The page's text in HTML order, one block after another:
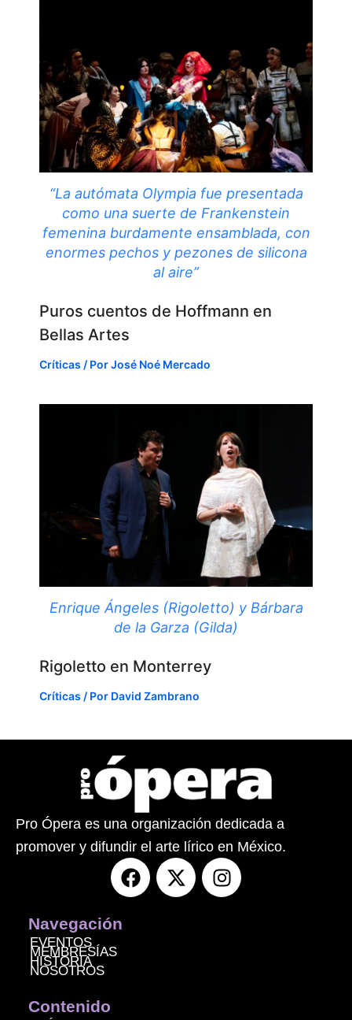
“La autómata Olympia fue presentada
como una suerte de Frankenstein
femenina burdamente ensamblada, con
enormes pechos y pezones de silicona
al aire”
Puros cuentos de Hoffmann en
Bellas Artes
Críticas / PorJosé Noé Mercado
Enrique Ángeles (Rigoletto) y Bárbara
de la Garza (Gilda)
Rigoletto en Monterrey
Críticas / Por David Zambrano
Pro Ópera es una organización dedicada a
promover y difundir el arte lírico en México.
F
a
X
-
I
n
Navegación
EVENTOS
MEMBRESÍAS
HISTORIA
NOSOTROS
Contenido